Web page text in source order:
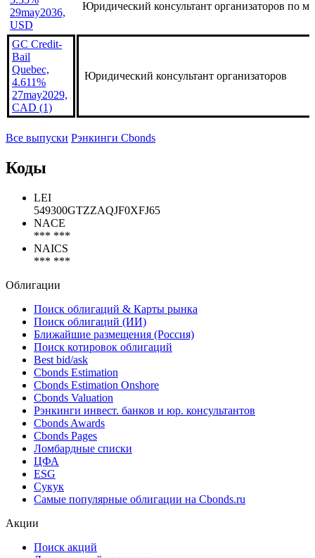
29may2031,
USD
Nutrien,
5.35%
29may2036,
USD
GC Credit-
Bail
Quebec,
27may2029,
Коды
LEI
549300GTZZAQJF0XFJ65
*** ***
*** ***
Облигации
Поиск облигаций & Карты рынка
Поиск облигаций (ИИ)
Ближайшие размещения (Россия)
Поиск котировок облигаций
Best bid/ask
Cbonds Estimation
Cbonds Estimation Onshore
Cbonds Valuation
Рэнкинги инвест. банков и юр. консультантов
Cbonds Awards
Cbonds Pages
Ломбардные списки
ESG
Самые популярные облигации на Cbonds.ru